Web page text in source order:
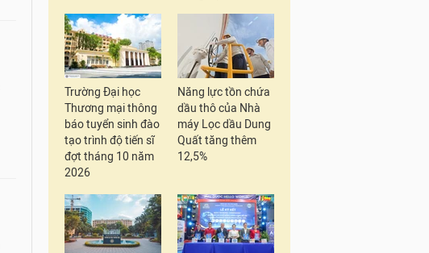
Trường Đại học
Thương mại thông
báo tuyển sinh đào
tạo trình độ tiến sĩ
đợt tháng 10 năm
2026
Năng lực tồn chứa
dầu thô của Nhà
máy Lọc dầu Dung
Quất tăng thêm
12,5%